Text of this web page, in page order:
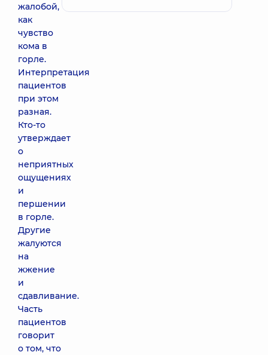
жалобой,
как
чувство
кома в
горле.
Интерпретация
пациентов
при этом
разная.
Кто-то
утверждает
о
неприятных
ощущениях
и
першении
в горле.
Другие
жалуются
на
жжение
и
сдавливание.
Часть
пациентов
говорит
о том, что